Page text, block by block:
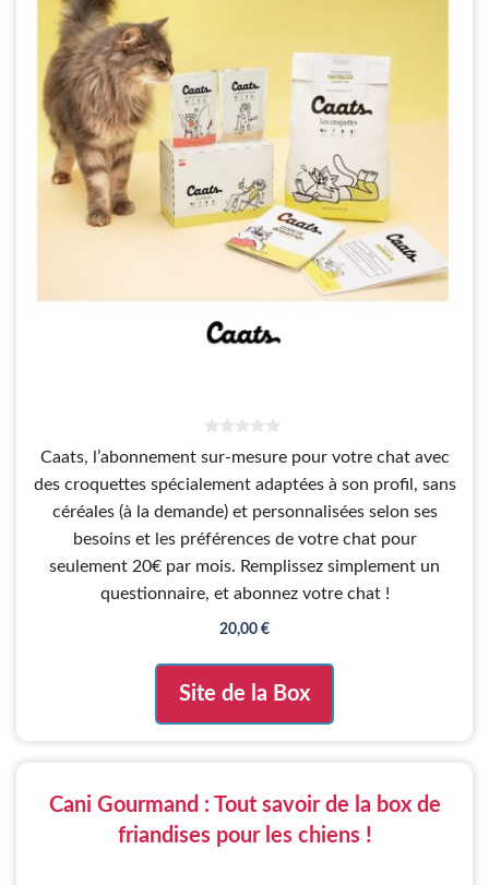
s
r
Caats, l’abonnement sur-mesure pour votre chat avec
des croquettes spécialement adaptées à son profil, sans
céréales (à la demande) et personnalisées selon ses
besoins et les préférences de votre chat pour
seulement 20€ par mois. Remplissez simplement un
questionnaire, et abonnez votre chat !
20,00 €
Site de la Box
Cani Gourmand : Tout savoir de la box de
friandises pour les chiens !